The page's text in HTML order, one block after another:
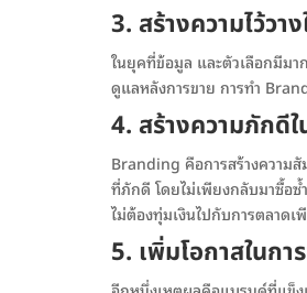
3. สร้างความไว้วา
ในยุคที่ข้อมูล และตัวเลือกมีมา
ดูแลหลังการขาย การทำ
4. สร้างความภักดีใ
Branding คือการสร้างความ
ที่ภักดี โดยไม่เพียงกลับมาซื้อ
ไม่ต้องทุ่มเงินไปกับการตลาดเ
5. เพิ่มโอกาสในกา